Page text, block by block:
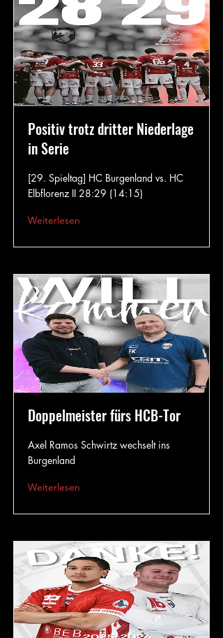
Positiv trotz dritter Niederlage
in Serie
[29. Spieltag] HC Burgenland vs. HC
Elbflorenz II 28:29 (14:15)
Weiterlesen
Doppelmeister fürs HCB-Tor
Axel Ramos Schwirtz wechselt ins
Burgenland
Weiterlesen